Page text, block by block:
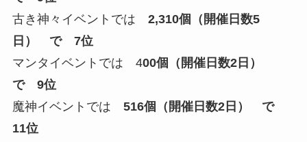
古き神々イベントでは 2,310個（開催日数5
日） で 7位
マンタイベントでは 400個（開催日数2日）
で 9位
魔神イベントでは 516個（開催日数2日） で
11位